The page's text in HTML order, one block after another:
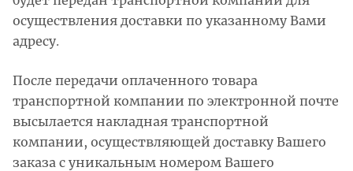
осуществления доставки по указанному Вами
адресу.
После передачи оплаченного товара
транспортной компании по электронной почте
высылается накладная транспортной
компании, осуществляющей доставку Вашего
заказа с уникальным номером Вашего